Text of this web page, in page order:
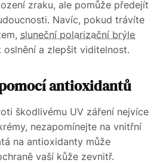
zraku, ale pomůže předejít
Navíc, pokud trávíte
sluneční polarizační brýle
oslnění a zlepšit viditelnost.
antioxidantů
škodlivému UV záření nejvíce
nezapomínejte na vnitřní
na antioxidanty může
vaší kůže zevnitř.